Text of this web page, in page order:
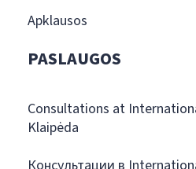
Apklausos
PASLAUGOS
Consultations at
Klaipėda
Консультации в